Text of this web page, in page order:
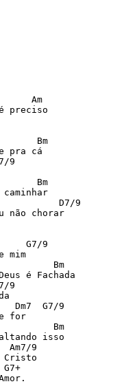
Am
preciso
Bm
pra cá
9
Bm
D7/9
não chorar
G7/9
mim
Bm
é Fachada
9
Dm7  G7/9
for
Bm
isso
Am7/9
Cristo
G7+